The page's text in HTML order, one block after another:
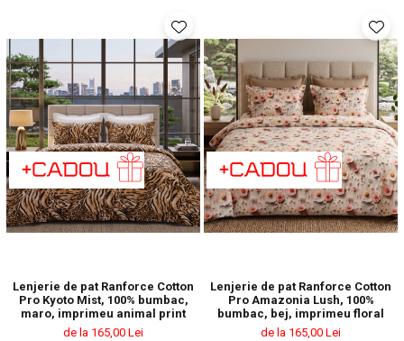
Lenjerie de pat Ranforce Cotton
Pro Kyoto Mist, 100% bumbac,
maro, imprimeu animal print
de la 165,00 Lei
Lenjerie de pat Ranforce Cotton
Pro Amazonia Lush, 100%
bumbac, bej, imprimeu floral
de la 165,00 Lei